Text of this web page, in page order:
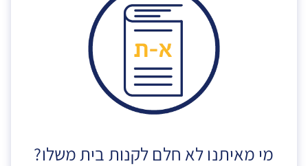
מי מאיתנו לא חלם לקנות בית משלו?